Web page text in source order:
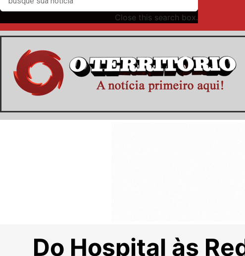
Close this search box.
Do Hospital às